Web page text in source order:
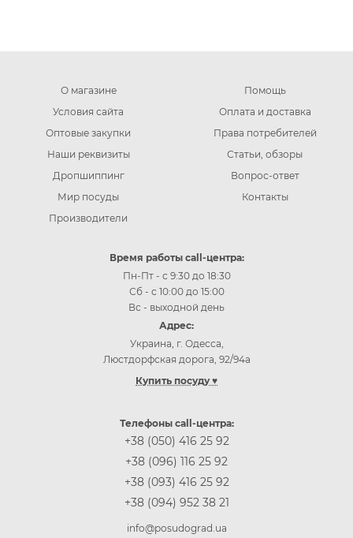
О магазине
Условия сайта
Оптовые закупки
Наши реквизиты
Дропшиппинг
Мир посуды
Производители
Помощь
Оплата и доставка
Права потребителей
Статьи, обзоры
Вопрос-ответ
Контакты
Время работы call-центра:
Пн-Пт - с 9:30 до 18:30
Сб - с 10:00 до 15:00
Вс - выходной день
Адрес:
Украина, г. Одесса,
Люстдорфская дорога, 92/94а
Купить посуду ♥
Купить посуду Днепр (Днепропетровск)
Купить посуду Житомир
Купить посуду Запорожье
Купить посуду Ивано-Франковск
Телефоны call-центра:
+38 (050) 416 25 92
+38 (096) 116 25 92
+38 (093) 416 25 92
+38 (094) 952 38 21
info@posudograd.ua